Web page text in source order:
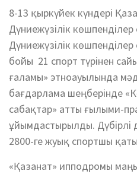
8-13 қыркүйек күндері
Дүниежүзілік
Дүниежүзілік
бойы 21 спорт түрінен
ғаламы» этноауылында
бағдарлама шеңберінде
сабақтар» атты ғылыми-
ұйымдастырылды. Дүбірлі
2800-ге жуық спортшы
«Қазанат» ипподромы